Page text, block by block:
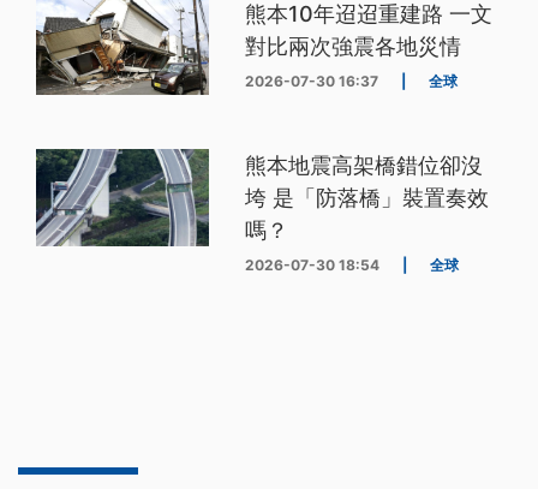
熊本10年迢迢重建路 一文
對比兩次強震各地災情
2026-07-30 16:37 全球
熊本地震高架橋錯位卻沒
垮 是「防落橋」裝置奏效
嗎？
2026-07-30 18:54 全球